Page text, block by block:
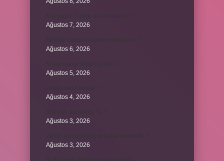
Ağustos 7, 2026
Ağustos 6, 2026
Ağustos 5, 2026
Ağustos 4, 2026
Ağustos 3, 2026
Ağustos 3, 2026